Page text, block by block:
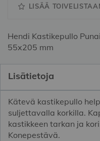
LISÄÄ
Hendi Kastikepullo
55x205 mm
Lisätietoja
Kätevä kastikepullo
suljettavalla korkilla.
kastikkeen tarkan ja
Konepestävä.